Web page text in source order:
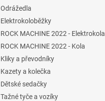
Odrážedla
Elektrokoloběžky
ROCK MACHINE 2022 - Elektrokola
ROCK MACHINE 2022 - Kola
Kliky a převodníky
Kazety a kolečka
Dětské sedačky
Tažné tyče a vozíky